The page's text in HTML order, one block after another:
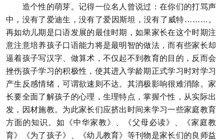
造个性的萌芽。记得一位名人曾说过：在你们的打骂声
中，没有了爱迪生，没有了爱因斯坦，没有了威特………。
再如幼儿期是口语发展的最佳时期，如果家长在这个时期注
意注意培养孩子口语能力将是最明智的做法，而有些家长却
逼着孩子写汉字、做算术，不仅起不到教育的目的，反而会
挫伤孩子学习的积极性，使其进入学龄期正式学习时对学习
产生反感情绪，可谓欲速则不达。其消极影响很难消除。家
长要全面了解孩子的心理，生理特点，掌握个性，从实际出
发，因材施教。为此家长们应挤出时间来学习一些家庭教育
方面的知识。如《中华家教》、《父母必读》、《家庭教
育》《为了孩子》、《幼儿教育》等刊物是家长们的良师益